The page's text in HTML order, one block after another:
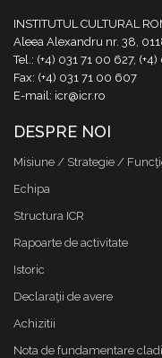
INSTITUTUL CULTURAL
Aleea Alexandru nr. 38,
Tel.: (+4) 031 71 00 627,
Fax: (+4) 031 71 00 607
E-mail: icr@icr.ro
DESPRE NOI
Misiune / Strategie /
Echipa
Structura ICR
Rapoarte de activitate
Istoric
Declaraţii de avere
Achizitii
Nota de fundamentare